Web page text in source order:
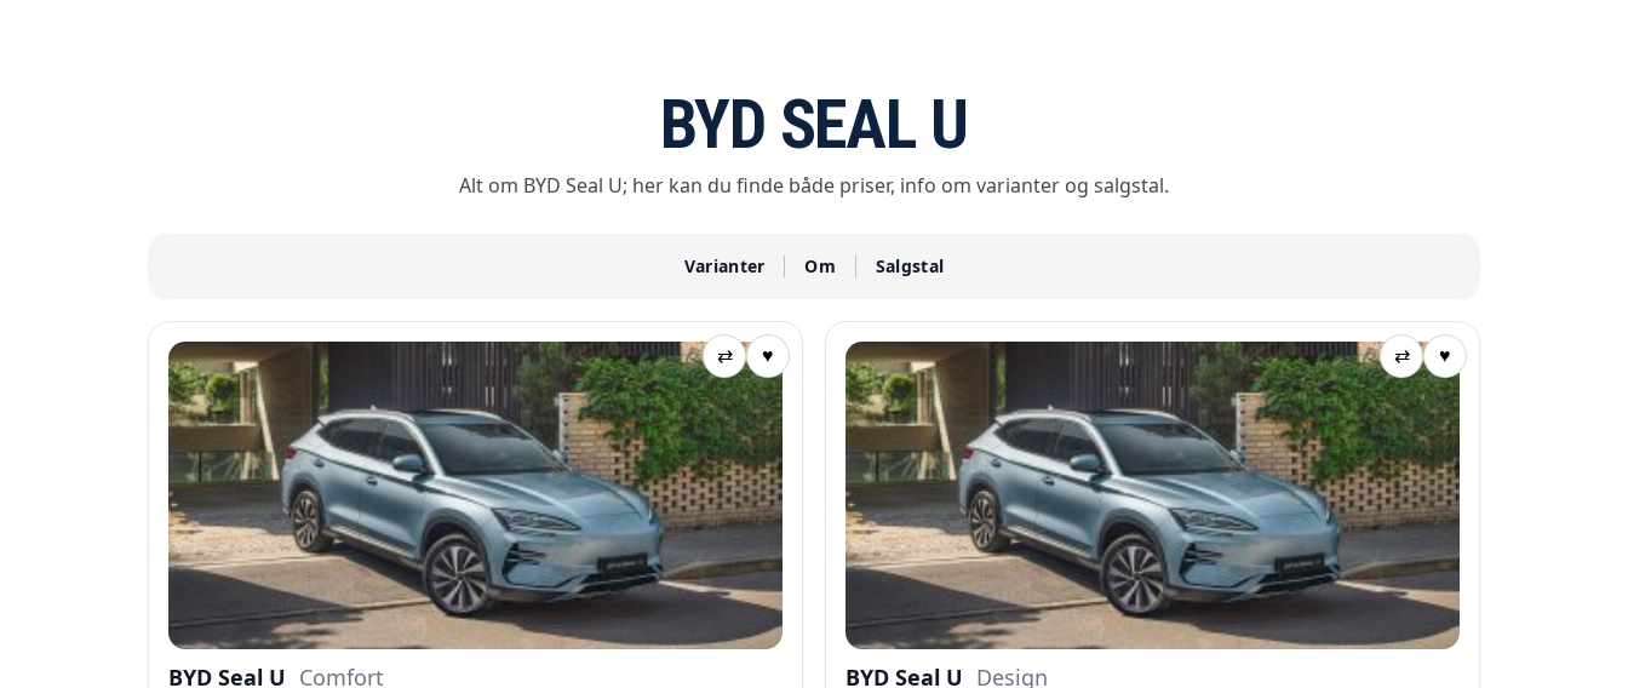
BYD SEAL U
Alt om BYD Seal U; her kan du finde både priser, info om varianter og salgstal.
Varianter Om Salgstal
BYD Seal U Comfort
⇄ ♥
BYD Seal U Design
⇄ ♥